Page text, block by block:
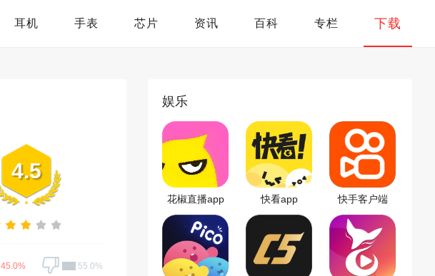
耳机 手表 芯片 资讯 百科 专栏 下载
4.5
45.0% 55.0%
娱乐
花椒直播app 快看app 快手客户端